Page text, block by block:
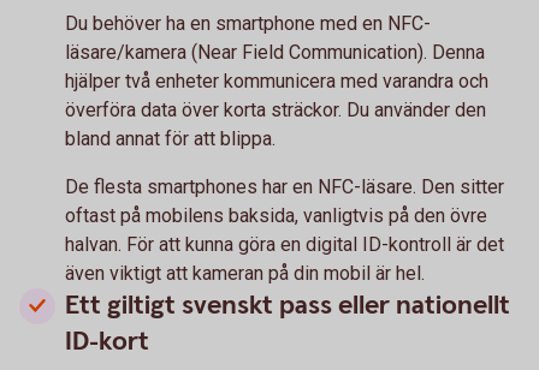
Du behöver ha en smartphone med en NFC-
läsare/kamera (Near Field Communication). Denna
hjälper två enheter kommunicera med varandra och
överföra data över korta sträckor. Du använder den
bland annat för att blippa.
De flesta smartphones har en NFC-läsare. Den sitter
oftast på mobilens baksida, vanligtvis på den övre
halvan. För att kunna göra en digital ID-kontroll är det
även viktigt att kameran på din mobil är hel.
Ett giltigt svenskt pass eller nationellt
ID-kort